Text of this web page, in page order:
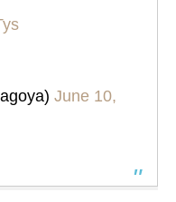
June 10,